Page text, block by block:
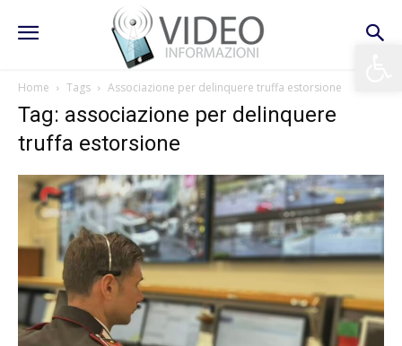
Home Tags Associazione per delinquere truffa estorsione
Tag: associazione per delinquere
truffa estorsione